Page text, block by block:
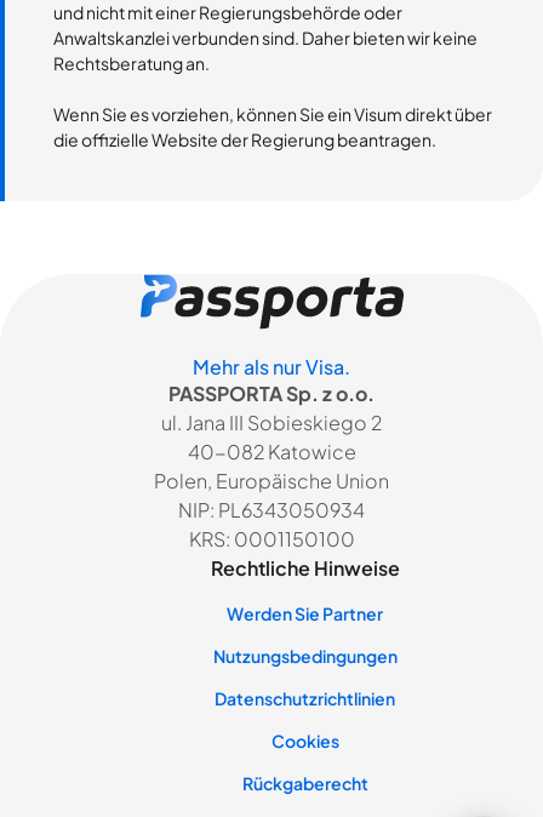
und nicht mit einer Regierungsbehörde oder
Anwaltskanzlei verbunden sind. Daher bieten wir keine
Rechtsberatung an.
Wenn Sie es vorziehen, können Sie ein Visum direkt über
die offizielle Website der Regierung beantragen.
Mehr als nur Visa.
PASSPORTA Sp. z o.o.
ul. Jana III Sobieskiego 2
40-082 Katowice
Polen, Europäische Union
NIP: PL6343050934
KRS: 0001150100
Rechtliche Hinweise
Werden Sie Partner
Nutzungsbedingungen
Datenschutzrichtlinien
Cookies
Rückgaberecht